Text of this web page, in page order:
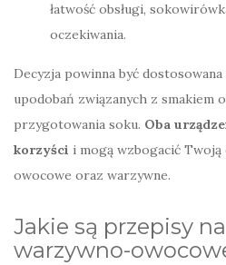
łatwość obsługi,
oczekiwania.
Decyzja powinna być
upodobań związanych z smakiem
przygotowania soku. Oba
korzyści i mogą wzbogacić
owocowe oraz warzywne.
Jakie są przepisy
warzywno-